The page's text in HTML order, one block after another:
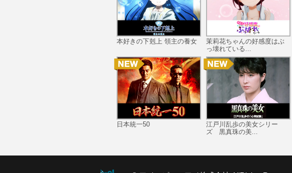
本好きの下剋上 領主の養女
日本統一50
茉莉花ちゃんの好感度はぶ
っ壊れている...
江戸川乱歩の美女シリー
ズ 黒真珠の美...